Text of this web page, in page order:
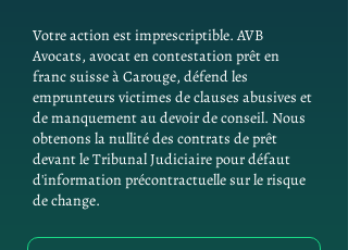
Votre action est imprescriptible. AVB
Avocats, avocat en contestation prêt en
franc suisse à Carouge, défend les
emprunteurs victimes de clauses abusives et
de manquement au devoir de conseil. Nous
obtenons la nullité des contrats de prêt
devant le Tribunal Judiciaire pour défaut
d'information précontractuelle sur le risque
de change.